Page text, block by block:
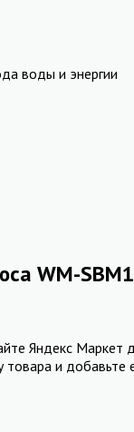
воды и энергии
WM-
Яндекс Маркет
и